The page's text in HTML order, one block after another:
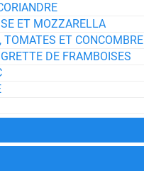
ET MOZZARELLA
TOMATES ET CONCOMBRE
DE FRAMBOISES